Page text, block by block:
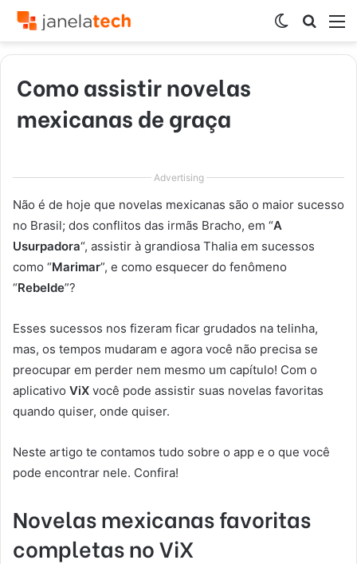
por
Switch
skin
Como assistir novelas
mexicanas de graça
Advertising
Não é de hoje que novelas mexicanas são o maior sucesso
no Brasil; dos conflitos das irmãs Bracho, em “A
Usurpadora“, assistir à grandiosa Thalia em sucessos
como “Marimar”, e como esquecer do fenômeno
“Rebelde”?
Esses sucessos nos fizeram ficar grudados na telinha,
mas, os tempos mudaram e agora você não precisa se
preocupar em perder nem mesmo um capítulo! Com o
aplicativo ViX você pode assistir suas novelas favoritas
quando quiser, onde quiser.
Neste artigo te contamos tudo sobre o app e o que você
pode encontrar nele. Confira!
Novelas mexicanas favoritas
completas no ViX